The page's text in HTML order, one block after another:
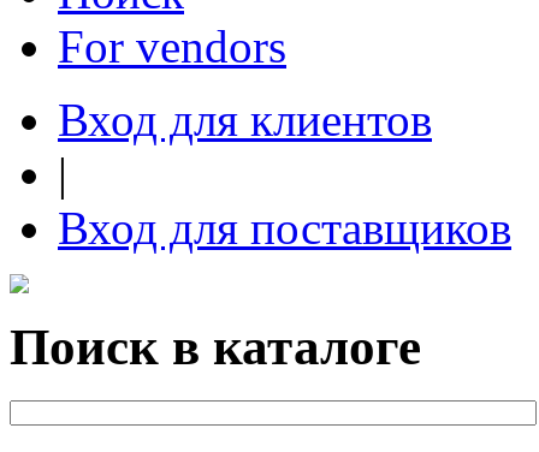
For vendors
Вход для клиентов
|
Вход для поставщиков
Поиск в каталоге